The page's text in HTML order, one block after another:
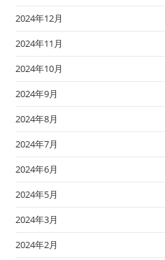
2024年12月
2024年11月
2024年10月
2024年9月
2024年8月
2024年7月
2024年6月
2024年5月
2024年3月
2024年2月